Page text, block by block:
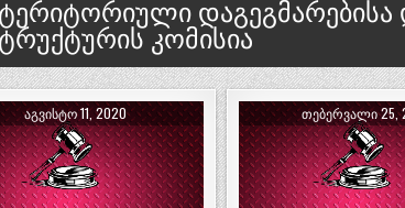
დაგეგმარებისა
კომისია
ᲐᲒᲕᲘᲡᲢᲝ 11, 2020 ᲗᲔᲑᲔᲠᲕᲐᲚᲘ 25,